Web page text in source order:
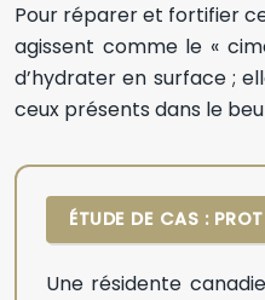
Pour réparer et fortifier
agissent comme le «
d’hydrater en surface ;
ceux présents dans le
ÉTUDE DE CAS :
Une résidente